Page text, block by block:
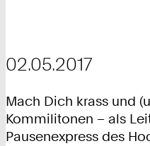
02.05.2017
Mach Dich krass und
Kommilitonen – als
Pausenexpress des